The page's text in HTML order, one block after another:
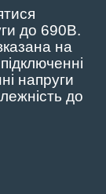
до 690В.
на
напруги
до